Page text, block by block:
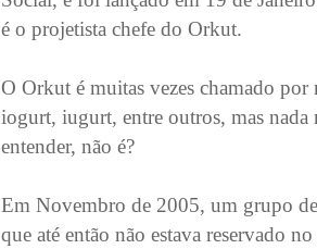
é o projetista chefe do Orkut.
O Orkut é muitas vezes chamado
iogurt, iugurt, entre outros, mas
entender, não é?
Em Novembro de 2005, um grupo
que até então não estava reservado